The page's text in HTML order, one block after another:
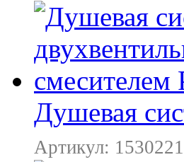
Душевая
Артикул: